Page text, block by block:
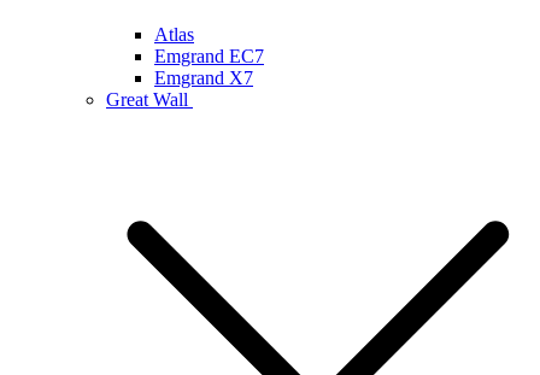
Atlas
Emgrand EC7
Emgrand X7
Great Wall